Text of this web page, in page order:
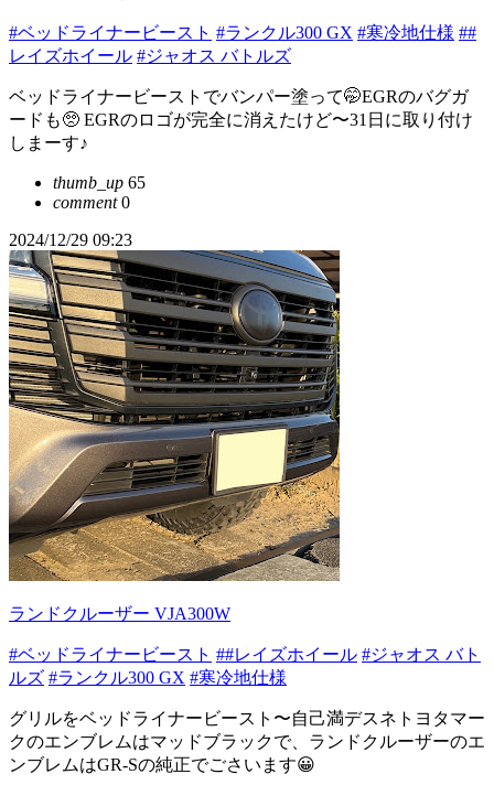
#ベッドライナービースト #ランクル300 GX #寒冷地仕様 ##
レイズホイール #ジャオス バトルズ
ベッドライナービーストでバンパー塗って🤭EGRのバグガ
ードも🥺 EGRのロゴが完全に消えたけど〜31日に取り付け
しまーす♪
thumb_up 65
comment0
2024/12/29 09:23
ランドクルーザー VJA300W
#ベッドライナービースト ##レイズホイール #ジャオス バト
ルズ #ランクル300 GX #寒冷地仕様
グリルをベッドライナービースト〜自己満デスネトヨタマー
クのエンブレムはマッドブラックで、ランドクルーザーのエ
ンブレムはGR-Sの純正でごさいます😀